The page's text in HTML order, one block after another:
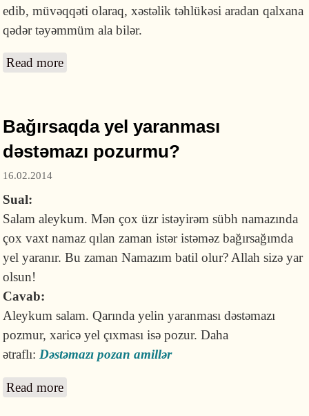
edib, müvəqqəti olaraq, xəstəlik təhlükəsi aradan qalxana
qədər təyəmmüm ala bilər.
Read more
Bağırsaqda yel yaranması
dəstəmazı pozurmu?
16.02.2014
Sual:
Salam aleykum. Mən çox üzr istəyirəm sübh namazında
çox vaxt namaz qılan zaman istər istəməz bağırsağımda
yel yaranır. Bu zaman Namazım batil olur? Allah sizə yar
olsun!
Cavab:
Aleykum salam. Qarında yelin yaranması dəstəmazı
pozmur, xaricə yel çıxması isə pozur. Daha
ətraflı:Dəstəmazı pozan amillər
Read more